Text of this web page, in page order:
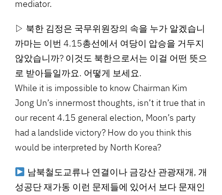
mediator.
▷ 북한 김정은 국무위원장의 속을 누가 알겠습니
까마는 이번 4.15총선에서 여당이 압승을 거두지
않았습니까? 이것도 북한으로서는 이걸 어떤 뜻으
로 받아들일까요. 어떻게 보세요.
While it is impossible to know Chairman Kim
Jong Un’s innermost thoughts, isn’t it true that in
our recent 4.15 general election, Moon’s party
had a landslide victory? How do you think this
would be interpreted by North Korea?
남북철도교류나 연결이나 금강산 관광재개, 개
성공단 재가동 이런 문제들에 있어서 보다 문재인